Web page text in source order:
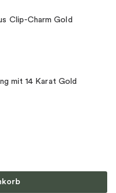
Clip-Charm Gold
mit 14 Karat Gold